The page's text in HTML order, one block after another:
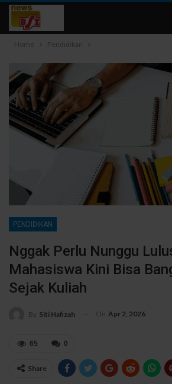
Home Pendidikan
PENDIDIKAN
Nggak Perlu Nunggu
Mahasiswa Kini Bisa
Sejak Kuliah
By Siti Hafizah On Apr 2, 2026
0
65
Share